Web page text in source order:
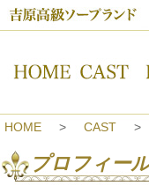
吉原高級ソープラ
HOME CAST
プロフィー